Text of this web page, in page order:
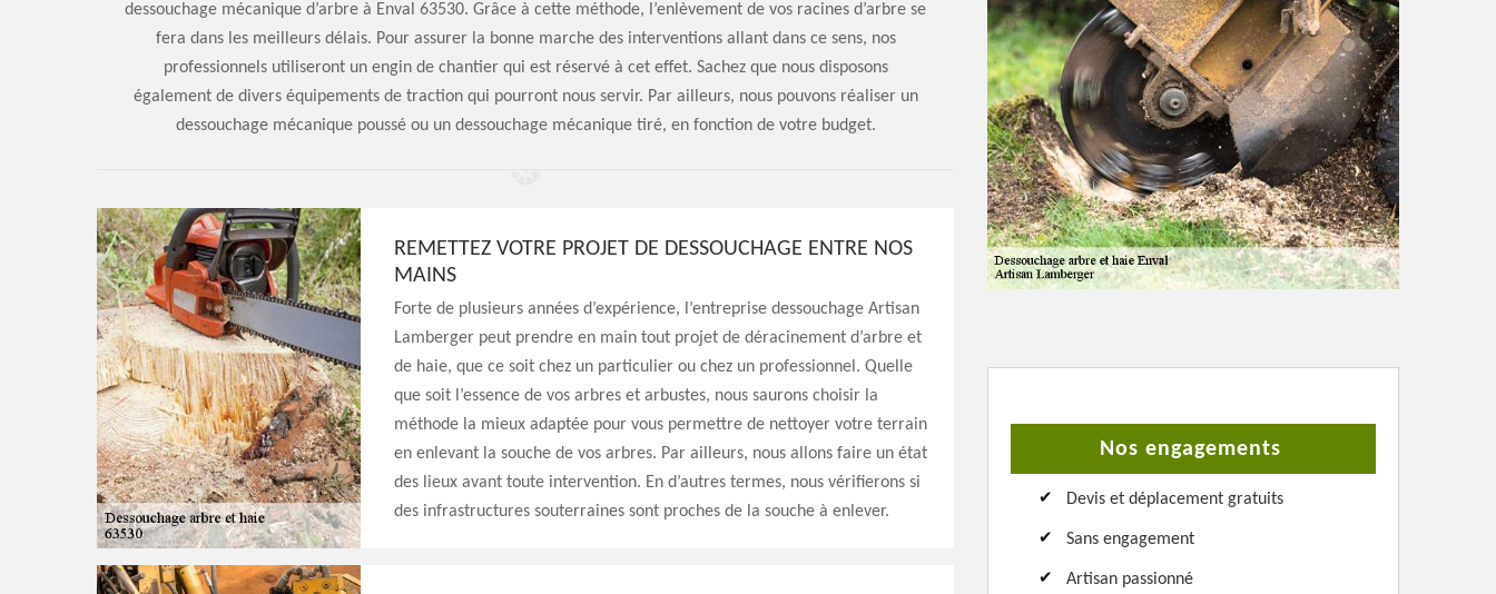
dessouchage mécanique d’arbre à Enval 63530. Grâce à cette méthode, l’enlèvement de vos racines d’arbre se
fera dans les meilleurs délais. Pour assurer la bonne marche des interventions allant dans ce sens, nos
professionnels utiliseront un engin de chantier qui est réservé à cet effet. Sachez que nous disposons
également de divers équipements de traction qui pourront nous servir. Par ailleurs, nous pouvons réaliser un
dessouchage mécanique poussé ou un dessouchage mécanique tiré, en fonction de votre budget.
REMETTEZ VOTRE PROJET DE DESSOUCHAGE ENTRE NOS
MAINS
Forte de plusieurs années d’expérience, l’entreprise dessouchage Artisan
Lamberger peut prendre en main tout projet de déracinement d’arbre et
de haie, que ce soit chez un particulier ou chez un professionnel. Quelle
que soit l’essence de vos arbres et arbustes, nous saurons choisir la
méthode la mieux adaptée pour vous permettre de nettoyer votre terrain
en enlevant la souche de vos arbres. Par ailleurs, nous allons faire un état
des lieux avant toute intervention. En d’autres termes, nous vérifierons si
des infrastructures souterraines sont proches de la souche à enlever.
Nos engagements
Devis et déplacement gratuits
Sans engagement
Artisan passionné